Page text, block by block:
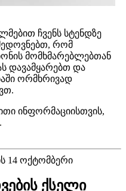
ჩვენს სტენდზე
რომ
მომხმარებლებთან
დავამყარებთ და
ორმხრივად
ინფორმაციისთვის,
.
14 ოქტომბერი
ქსელი